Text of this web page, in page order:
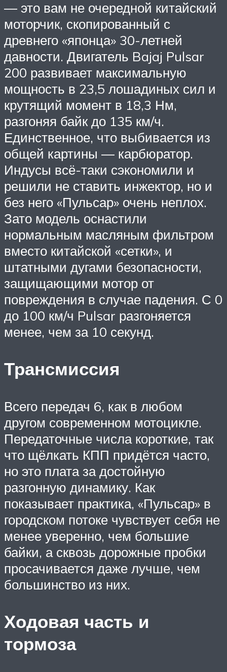
— это вам не очередной китайский
моторчик, скопированный с
древнего «японца» 30-летней
давности. Двигатель Bajaj Pulsar
200 развивает максимальную
мощность в 23,5 лошадиных сил и
крутящий момент в 18,3 Нм,
разгоняя байк до 135 км/ч.
Единственное, что выбивается из
общей картины — карбюратор.
Индусы всё-таки сэкономили и
решили не ставить инжектор, но и
без него «Пульсар» очень неплох.
Зато модель оснастили
нормальным масляным фильтром
вместо китайской «сетки», и
штатными дугами безопасности,
защищающими мотор от
повреждения в случае падения. С 0
до 100 км/ч Pulsar разгоняется
менее, чем за 10 секунд.
Трансмиссия
Всего передач 6, как в любом
другом современном мотоцикле.
Передаточные числа короткие, так
что щёлкать КПП придётся часто,
но это плата за достойную
разгонную динамику. Как
показывает практика, «Пульсар» в
городском потоке чувствует себя не
менее уверенно, чем большие
байки, а сквозь дорожные пробки
просачивается даже лучше, чем
большинство из них.
Ходовая часть и
тормоза